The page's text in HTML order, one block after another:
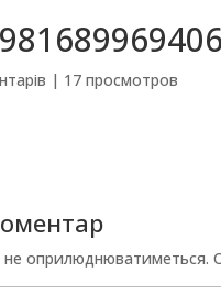
| 17 просмотров
оприлюднюватиметься.